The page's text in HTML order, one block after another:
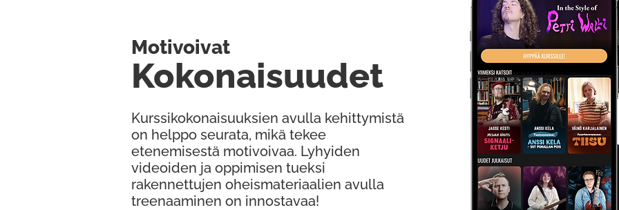
Kurssikokonaisuuksien avulla kehittymistä
on helppo seurata, mikä tekee
etenemisestä motivoivaa. Lyhyiden
videoiden ja oppimisen tueksi
rakennettujen oheismateriaalien avulla
treenaaminen on innostavaa!
Kokonaisuudet
Motivoivat